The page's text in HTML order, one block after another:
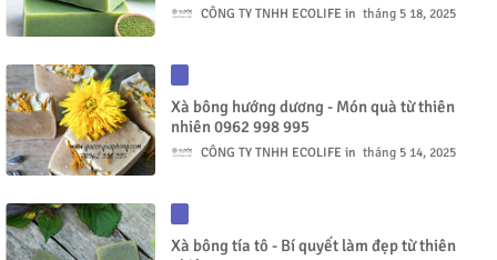
CÔNG TY TNHH ECOLIFE tháng 5 18, 2025
Xà bông hướng dương - Món quà từ thiên
nhiên 0962 998 995
CÔNG TY TNHH ECOLIFE tháng 5 14, 2025
Xà bông tía tô - Bí quyết làm đẹp từ thiên